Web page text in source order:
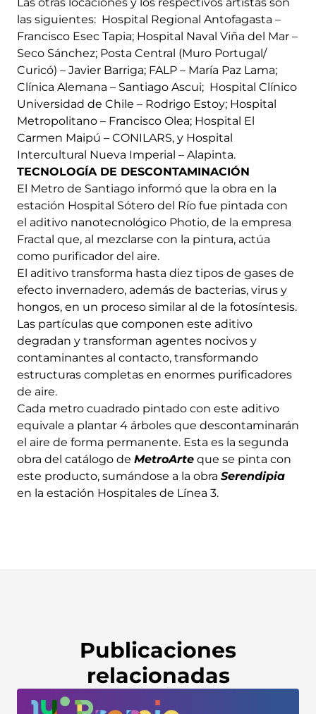
las siguientes: Hospital Regional Antofagasta –
Francisco Esec Tapia; Hospital Naval Viña del Mar –
Seco Sánchez; Posta Central (Muro Portugal/
Curicó) – Javier Barriga; FALP – María Paz Lama;
Clínica Alemana – Santiago Ascui; Hospital Clínico
Universidad de Chile – Rodrigo Estoy; Hospital
Metropolitano – Francisco Olea; Hospital El
Carmen Maipú – CONILARS, y Hospital
Intercultural Nueva Imperial – Alapinta.
TECNOLOGÍA DE DESCONTAMINACIÓN
El Metro de Santiago informó que la obra en la
estación Hospital Sótero del Río fue pintada con
el aditivo nanotecnológico Photio, de la empresa
Fractal que, al mezclarse con la pintura, actúa
como purificador del aire.
El aditivo transforma hasta diez tipos de gases de
efecto invernadero, además de bacterias, virus y
hongos, en un proceso similar al de la fotosíntesis.
Las partículas que componen este aditivo
degradan y transforman agentes nocivos y
contaminantes al contacto, transformando
estructuras completas en enormes purificadores
de aire.
Cada metro cuadrado pintado con este aditivo
equivale a plantar 4 árboles que descontaminarán
el aire de forma permanente. Esta es la segunda
obra del catálogo de MetroArte que se pinta con
este producto, sumándose a la obra Serendipia
en la estación Hospitales de Línea 3.
Publicaciones
relacionadas